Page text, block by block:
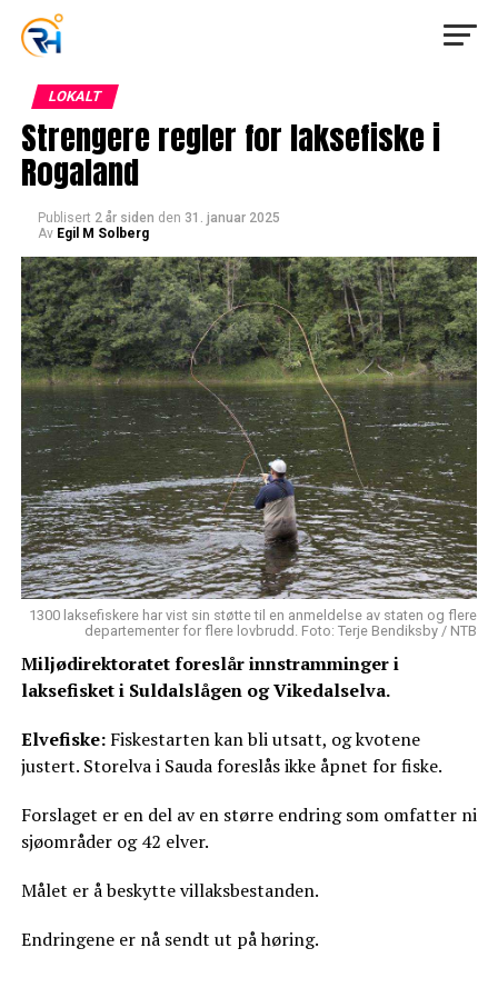
LOKALT
Strengere regler for laksefiske i
Rogaland
Publisert 2 år siden den 31. januar 2025
Av Egil M Solberg
1300 laksefiskere har vist sin støtte til en anmeldelse av staten og flere
departementer for flere lovbrudd. Foto: Terje Bendiksby / NTB
Miljødirektoratet foreslår innstramminger i
laksefisket i Suldalslågen og Vikedalselva.
Elvefiske:Fiskestarten kan bli utsatt, og kvotene
justert. Storelva i Sauda foreslås ikke åpnet for fiske.
Forslaget er en del av en større endring som omfatter ni
sjøområder og 42 elver.
Målet er å beskytte villaksbestanden.
Endringene er nå sendt ut på høring.